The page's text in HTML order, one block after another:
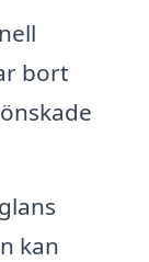
bort
kan